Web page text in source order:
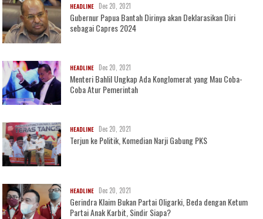
HEADLINE Dec 20, 2021
Gubernur Papua Bantah Dirinya akan Deklarasikan Diri
sebagai Capres 2024
HEADLINE Dec 20, 2021
Menteri Bahlil Ungkap Ada Konglomerat yang Mau Coba-
Coba Atur Pemerintah
HEADLINE Dec 20, 2021
Terjun ke Politik, Komedian Narji Gabung PKS
HEADLINE Dec 20, 2021
Gerindra Klaim Bukan Partai Oligarki, Beda dengan Ketum
Partai Anak Karbit, Sindir Siapa?